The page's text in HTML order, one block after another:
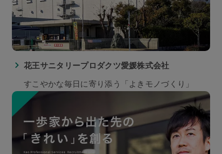
花王サニタリープロダクツ愛媛株式会社
すこやかな毎日に寄り添う「よきモノづくり」